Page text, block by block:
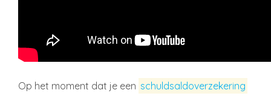
Op het moment dat je een schuldsaldoverzekering